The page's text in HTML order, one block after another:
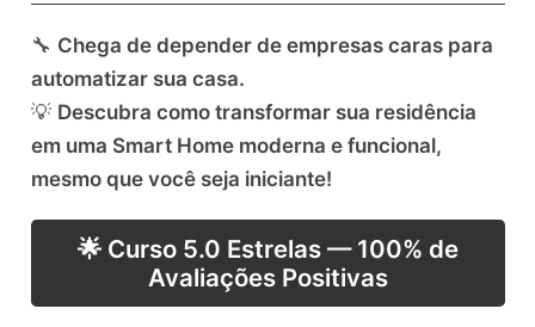
🔧 Chega de depender de empresas caras para
automatizar sua casa.
💡 Descubra como transformar sua residência
em uma Smart Home moderna e funcional,
mesmo que você seja iniciante!
🌟 Curso 5.0 Estrelas — 100% de
Avaliações Positivas